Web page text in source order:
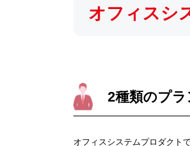
オフィスシ
2種類のプ
オフィスシステムプロダクト